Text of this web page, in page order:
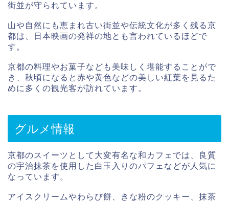
街並が守られています。
山や自然にも恵まれ古い街並や伝統文化が多く残る京
都は、日本映画の発祥の地とも言われているほどで
す。
京都の料理やお菓子なども美味しく堪能することがで
き、秋頃になると赤や黄色などの美しい紅葉を見るた
めに多くの観光客が訪れています。
グルメ情報
京都のスイーツとして大変有名な和カフェでは、良質
の宇治抹茶を使用した白玉入りのパフェなどが人気に
なっています。
アイスクリームやわらび餅、きな粉のクッキー、抹茶